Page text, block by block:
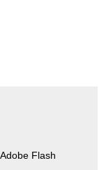
Adobe Flash